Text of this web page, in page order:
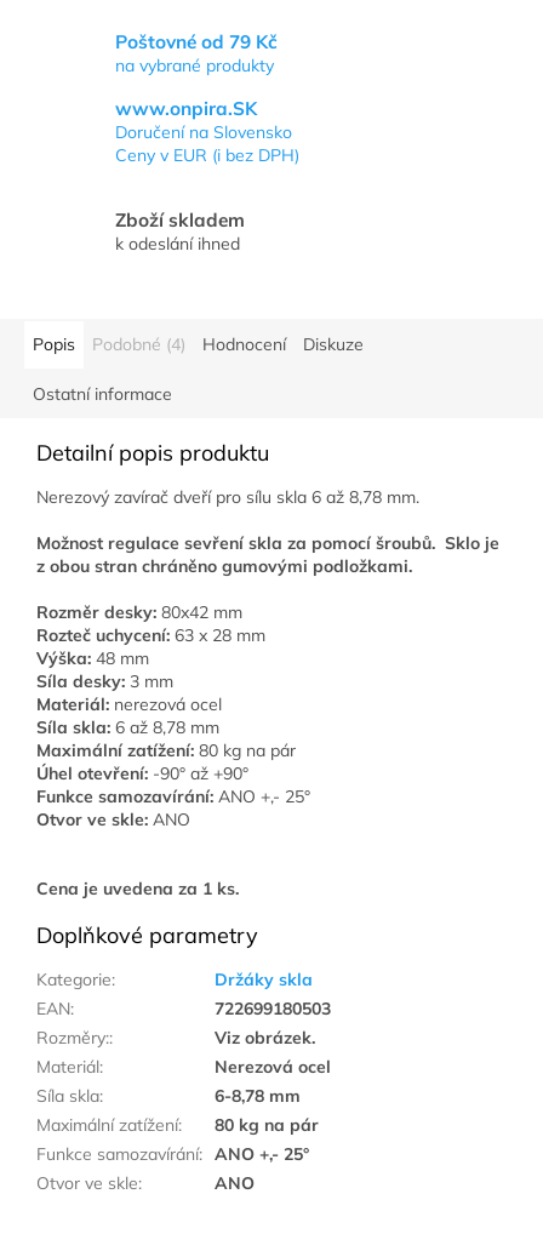
Poštovné od 79 Kč
na vybrané produkty
www.onpira.SK
Doručení na Slovensko
Ceny v EUR (i bez DPH)
Zboží skladem
k odeslání ihned
Popis Podobné (4) Hodnocení Diskuze
Ostatní informace
Detailní popis produktu
Nerezový zavírač dveří pro sílu skla 6 až 8,78 mm.
Možnost regulace sevření skla za pomocí šroubů. Sklo je
z obou stran chráněno gumovými podložkami.
Rozměr desky: 80x42 mm
Rozteč uchycení: 63 x 28 mm
Výška: 48 mm
Síla desky: 3 mm
Materiál: nerezová ocel
Síla skla: 6 až 8,78 mm
Maximální zatížení: 80 kg na pár
Úhel otevření: -90° až +90°
Funkce samozavírání: ANO +,- 25°
Otvor ve skle: ANO
Cena je uvedena za 1 ks.
Doplňkové parametry
Kategorie:
Držáky skla
EAN:
722699180503
Rozměry::
Viz obrázek.
Materiál:
Nerezová ocel
Síla skla:
6-8,78 mm
Maximální zatížení:
80 kg na pár
Funkce samozavírání: ANO +,- 25°
Otvor ve skle: ANO